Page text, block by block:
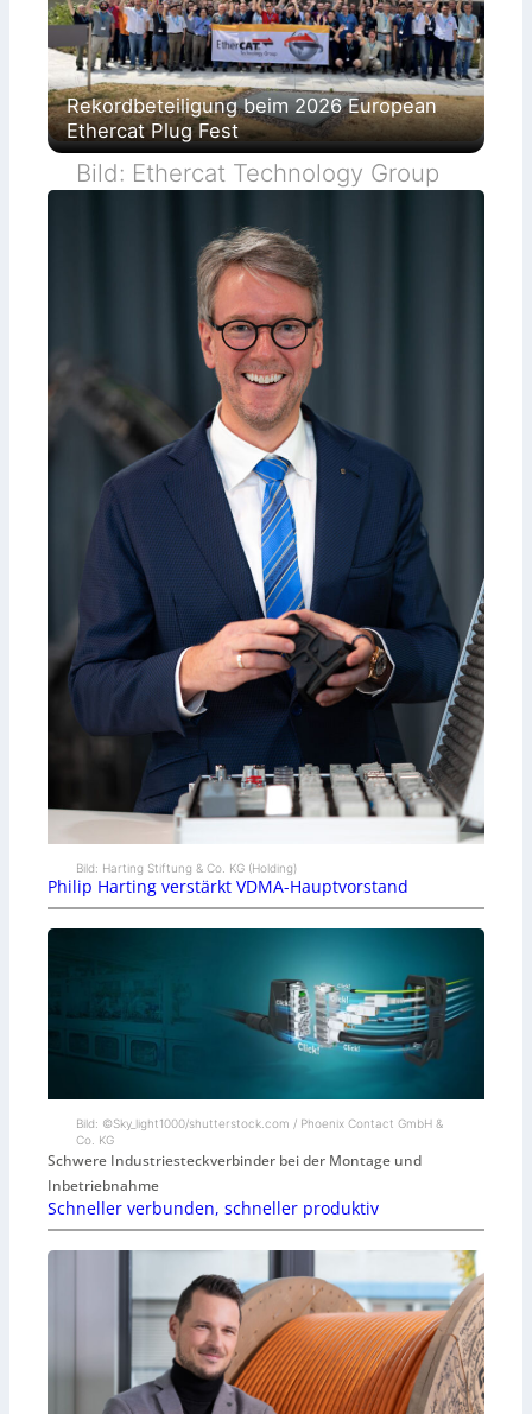
Rekordbeteiligung beim 2026 European
Ethercat Plug Fest
Bild: Ethercat Technology Group
Bild: Harting Stiftung & Co. KG (Holding)
Philip Harting verstärkt VDMA-Hauptvorstand
Bild: ©Sky_light1000/shutterstock.com / Phoenix Contact GmbH &
Co. KG
Schwere Industriesteckverbinder bei der Montage und
Inbetriebnahme
Schneller verbunden, schneller produktiv